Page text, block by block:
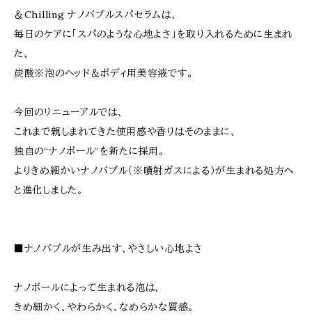
＆Chilling ナノバブルスパセラムは、
毎日のケアに「スパのような心地よさ」を取り入れるために生まれ
た、
炭酸※泡のヘッド＆ボディ用美容液です。
今回のリニューアルでは、
これまで親しまれてきた使用感や香りはそのままに、
独自の“ナノボール”を新たに採用。
よりきめ細かいナノバブル（※噴射ガスによる）が生まれる処方へ
と進化しました。
■ナノバブルが生み出す、やさしい心地よさ
ナノボールによって生まれる泡は、
きめ細かく、やわらかく、なめらかな質感。